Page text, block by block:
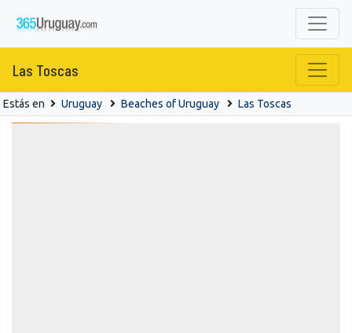
Las Toscas
Estás en Uruguay Beaches of Uruguay Las Toscas